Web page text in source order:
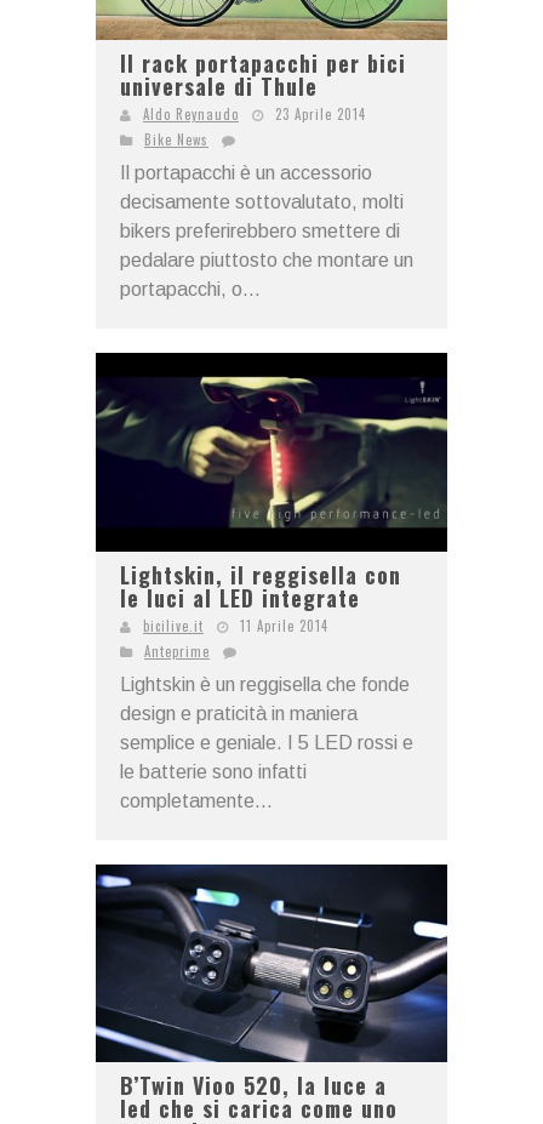
Il rack portapacchi per bici
universale di Thule
Aldo Reynaudo
23 Aprile 2014
Bike News
Il portapacchi è un accessorio
decisamente sottovalutato, molti
bikers preferirebbero smettere di
pedalare piuttosto che montare un
portapacchi, o...
Lightskin, il reggisella con
le luci al LED integrate
bicilive.it
11 Aprile 2014
Anteprime
Lightskin è un reggisella che fonde
design e praticità in maniera
semplice e geniale. I 5 LED rossi e
le batterie sono infatti
completamente...
B’Twin Vioo 520, la luce a
led che si carica come uno